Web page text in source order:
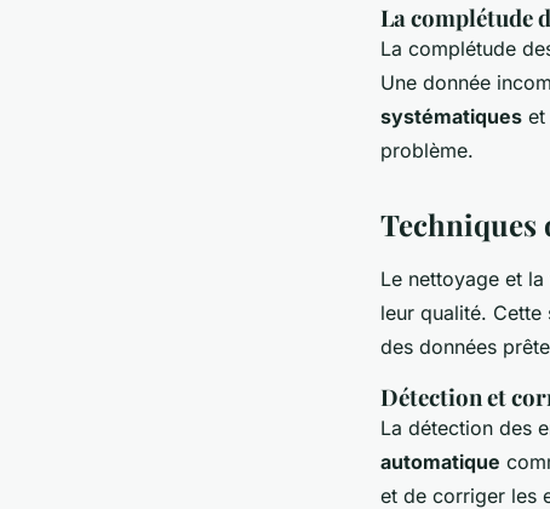
La complétude
La complétude
Une donnée
systématiques et
problème.
Techniques
Le nettoyage et
leur qualité.
des données
Détection et
La détection des
automatique
et de corriger les